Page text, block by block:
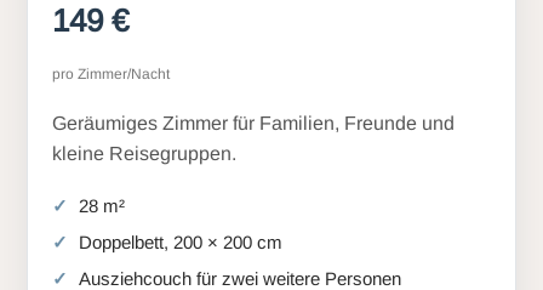
149 €
pro Zimmer/Nacht
Geräumiges Zimmer für Familien, Freunde und
kleine Reisegruppen.
28 m²
Doppelbett, 200 × 200 cm
Ausziehcouch für zwei weitere Personen